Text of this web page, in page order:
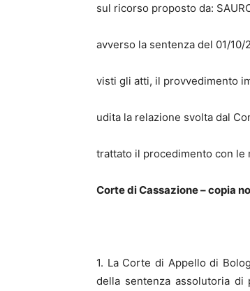
sul ricorso proposto da:
avverso la sentenza del 01/10/
visti gli atti, il provvedimento
udita la relazione svolta dal
trattato il procedimento con le
Corte di Cassazione – copia
1. La Corte di Appello di
della sentenza assolutoria di